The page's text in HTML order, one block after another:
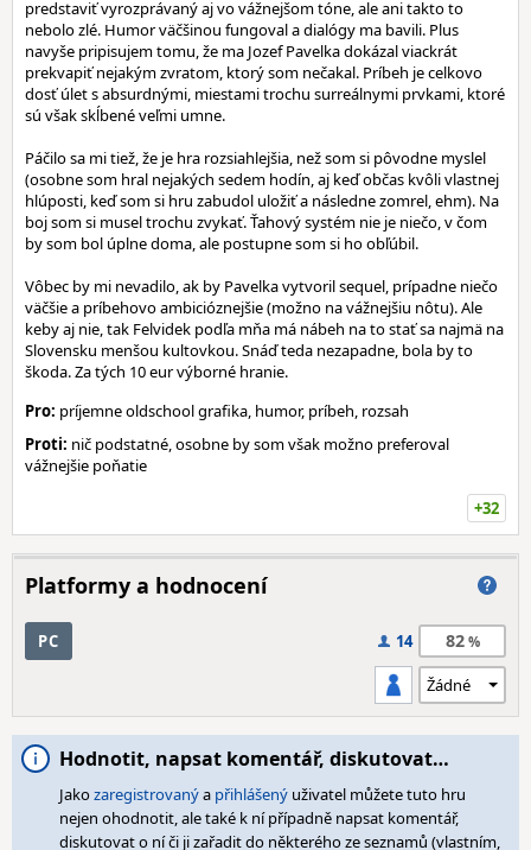
predstaviť vyrozprávaný aj vo vážnejšom tóne, ale ani takto to
nebolo zlé. Humor väčšinou fungoval a dialógy ma bavili. Plus
navyše pripisujem tomu, že ma Jozef Pavelka dokázal viackrát
prekvapiť nejakým zvratom, ktorý som nečakal. Príbeh je celkovo
dosť úlet s absurdnými, miestami trochu surreálnymi prvkami, ktoré
sú však skĺbené veľmi umne.
Páčilo sa mi tiež, že je hra rozsiahlejšia, než som si pôvodne myslel
(osobne som hral nejakých sedem hodín, aj keď občas kvôli vlastnej
hlúposti, keď som si hru zabudol uložiť a následne zomrel, ehm). Na
boj som si musel trochu zvykať. Ťahový systém nie je niečo, v čom
by som bol úplne doma, ale postupne som si ho obľúbil.
Vôbec by mi nevadilo, ak by Pavelka vytvoril sequel, prípadne niečo
väčšie a príbehovo ambicióznejšie (možno na vážnejšiu nôtu). Ale
keby aj nie, tak Felvidek podľa mňa má nábeh na to stať sa najmä na
Slovensku menšou kultovkou. Snáď teda nezapadne, bola by to
škoda. Za tých 10 eur výborné hranie.
Pro: príjemne oldschool grafika, humor, príbeh, rozsah
Proti: nič podstatné, osobne by som však možno preferoval
vážnejšie poňatie
+32
Platformy a hodnocení
PC 14 82
Hodnotit, napsat komentář, diskutovat…
Jakozaregistrovanýa přihlášený uživatel můžete tuto hru
nejen ohodnotit, ale také k ní případně napsat komentář,
diskutovat o ní či ji zařadit do některého ze seznamů (vlastním,